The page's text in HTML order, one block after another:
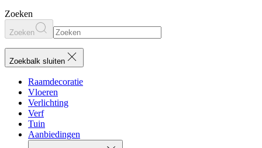
Zoeken
Zoeken
Zoekbalk sluiten
Raamdecoratie
Vloeren
Verlichting
Verf
Tuin
Aanbiedingen